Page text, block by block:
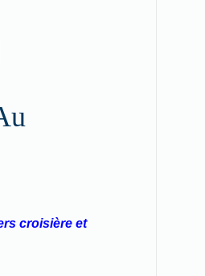
croisière et